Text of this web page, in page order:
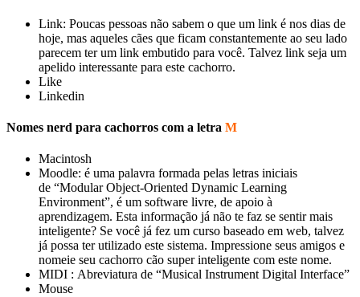
Link: Poucas pessoas não sabem o que um link é nos dias de
hoje, mas aqueles cães que ficam constantemente ao seu lado
parecem ter um link embutido para você. Talvez link seja um
apelido interessante para este cachorro.
Like
Linkedin
Nomes nerd para cachorros com a letra M
Macintosh
Moodle: é uma palavra formada pelas letras iniciais
de “Modular Object-Oriented Dynamic Learning
Environment”, é um software livre, de apoio à
aprendizagem. Esta informação já não te faz se sentir mais
inteligente? Se você já fez um curso baseado em web, talvez
já possa ter utilizado este sistema. Impressione seus amigos e
nomeie seu cachorro cão super inteligente com este nome.
MIDI : Abreviatura de “Musical Instrument Digital Interface”
Mouse